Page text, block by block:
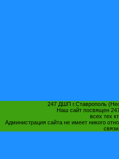
247 ДШП г.Ставрополь
Наш сайт посвящен
всех тех
Администрация сайта не имеет никого